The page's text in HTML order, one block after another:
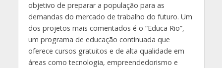
objetivo de preparar a população para as
demandas do mercado de trabalho do futuro. Um
dos projetos mais comentados é o “Educa Rio”,
um programa de educação continuada que
oferece cursos gratuitos e de alta qualidade em
áreas como tecnologia, empreendedorismo e